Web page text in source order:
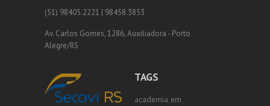
(51) 98405.2221 | 98458.3853
Av. Carlos Gomes, 1286, Auxiliadora - Porto
Alegre/RS
TAGS
academia em